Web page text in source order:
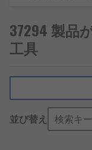
37294 製品
工具
並び替え 検索キ